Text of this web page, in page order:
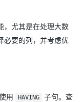
，尤其是在处理大数
必要的列，并考虑优
用 HAVING
子句。查